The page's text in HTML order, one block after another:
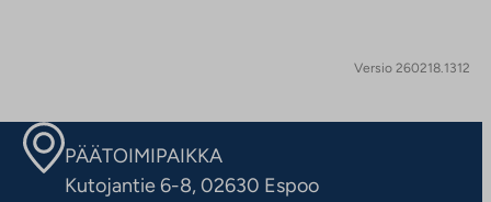
Versio 260218.1312
PÄÄTOIMIPAIKKA
Kutojantie 6-8, 02630 Espoo